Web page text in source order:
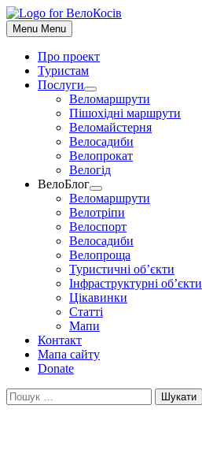
До
контенту
Menu Menu
Про проект
Туристам
Послуги
Show
sub
menu
Веломаршрути
Пішохідні маршрути
Веломайстерня
Велосадиби
Велопрокат
Велогід
ВелоБлог
Show
sub
menu
Веломаршрути
Велотріпи
Велоспорт
Велосадиби
Велопроща
Туристичні об’єкти
Інфраструктурні об’єкти
Цікавинки
Статті
Мапи
Контакт
Мапа сайту
Donate
Пошук: